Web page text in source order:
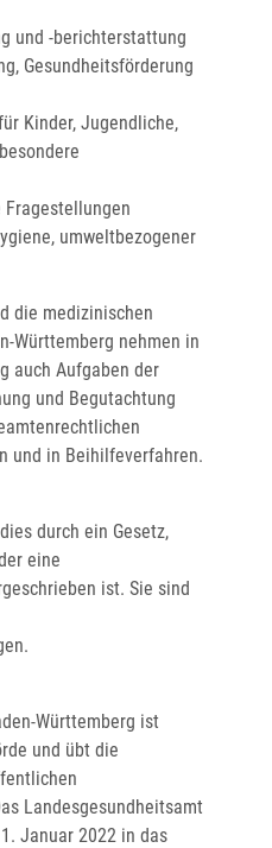
und -berichterstattung
Gesundheitsförderung
Kinder, Jugendliche,
umweltbezogener
die medizinischen
Württemberg nehmen in
auch Aufgaben der
und Begutachtung
und in Beihilfeverfahren.
durch ein Gesetz,
eine
ist. Sie sind
Württemberg ist
und übt die
Landesgesundheitsamt
Januar 2022 in das